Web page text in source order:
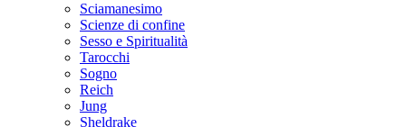
Sciamanesimo
Scienze di confine
Sesso e Spiritualità
Tarocchi
Sogno
Reich
Jung
Sheldrake